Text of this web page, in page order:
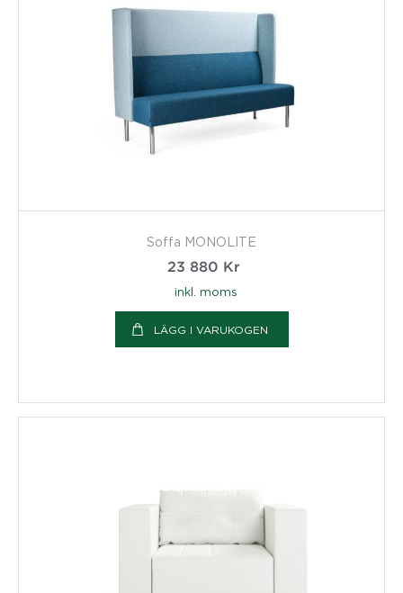
Soffa MONOLITE
23 880 Kr
inkl. moms
LÄGG I VARUKOGEN